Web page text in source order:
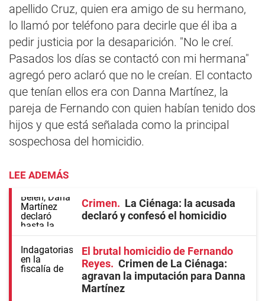
apellido Cruz, quien era amigo de su hermano,
lo llamó por teléfono para decirle que él iba a
pedir justicia por la desaparición. "No le creí.
Pasados los días se contactó con mi hermana"
agregó pero aclaró que no le creían. El contacto
que tenían ellos era con Danna Martínez, la
pareja de Fernando con quien habían tenido dos
hijos y que está señalada como la principal
sospechosa del homicidio.
LEE ADEMÁS
Crimen
La Ciénaga: la acusada
declaró y confesó el homicidio
El brutal homicidio de Fernando
Reyes
Crimen de La Ciénaga:
agravan la imputación para Danna
Martínez